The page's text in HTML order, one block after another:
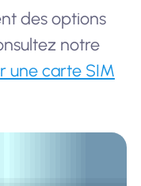
des options
notre
une carte SIM